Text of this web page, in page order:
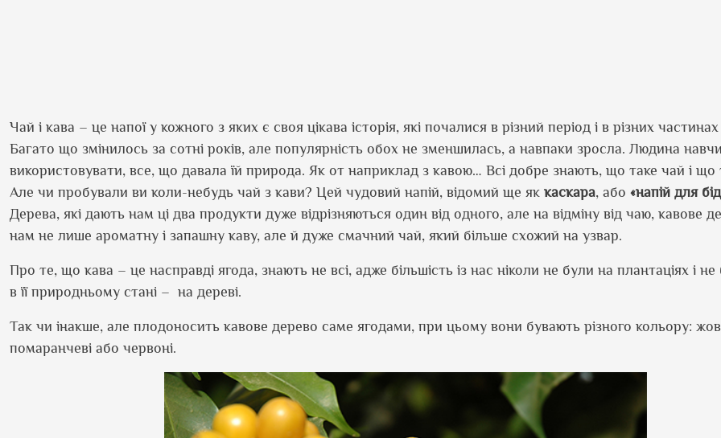
Чай і кава – це напої у кожного з яких є своя цікава історія, які почалися в різний період і в різних частинах
Багато що змінилось за сотні років, але популярність обох не зменшилась, а навпаки зросла. Людина
використовувати, все, що давала їй природа. Як от наприклад з кавою… Всі добре знають, що таке чай і що
Але чи пробували ви коли-небудь чай з кави? Цей чудовий напій, відомий ще як каскара, або «напій для
Дерева, які дають нам ці два продукти дуже відрізняються один від одного, але на відміну від чаю, кавове
нам не лише ароматну і запашну каву, але й дуже смачний чай, який більше схожий на узвар.
Про те, що кава – це насправді ягода, знають не всі, адже більшість із нас ніколи не були на плантаціях і
в її природньому стані – на дереві.
Так чи інакше, але плодоносить кавове дерево саме ягодами, при цьому вони бувають різного кольору:
помаранчеві або червоні.